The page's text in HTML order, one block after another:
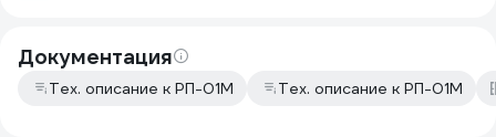
Документация
Тех. описание к РП-01М Тех. описание к РП-01М